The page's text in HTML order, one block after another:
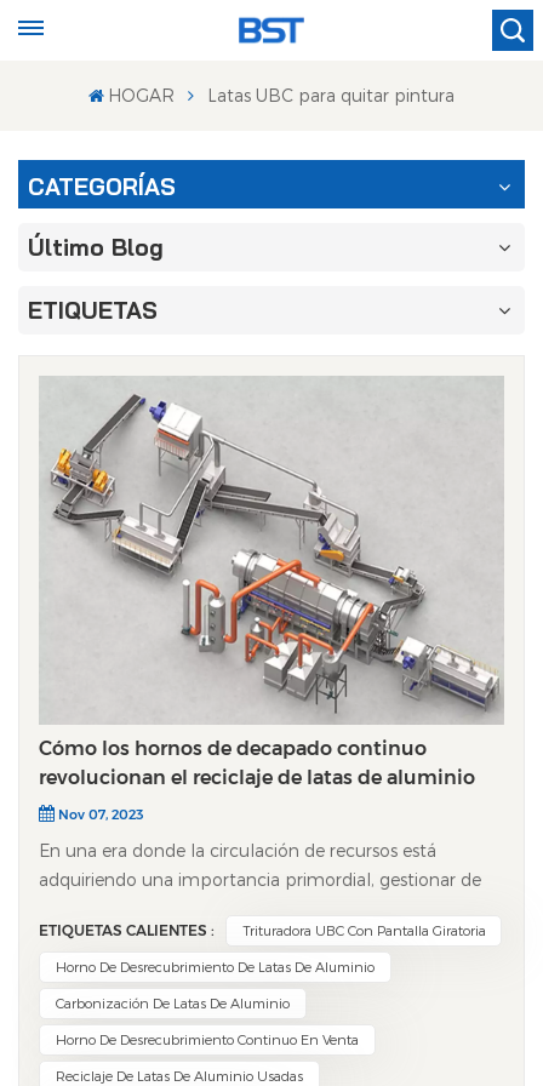
HOGAR Latas UBC para quitar pintura
CATEGORÍAS
Último Blog
ETIQUETAS
Cómo los hornos de decapado continuo
revolucionan el reciclaje de latas de aluminio
Nov 07, 2023
En una era donde la circulación de recursos está
adquiriendo una importancia primordial, gestionar de
desechadas es un desafío crítico. horno automático
continuo de carbonización Desempeña un papel
fundamental en el proceso de descarbonización y
eliminación de pintura de estas latas. A continuación, se
detalla su funcionamiento y las importantes ventajas
ETIQUETAS CALIENTES : Trituradora UBC Con Pantalla Giratoria
Horno De Desrecubrimiento De Latas De Aluminio
Carbonización De Latas De Aluminio
Horno De Desrecubrimiento Continuo En Venta
Reciclaje De Latas De Aluminio Usadas